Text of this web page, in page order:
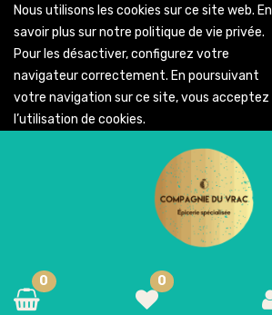
Nous utilisons les cookies sur ce site web. En
savoir plus sur notre politique de vie privée.
Pour les désactiver, configurez votre
navigateur correctement. En poursuivant
votre navigation sur ce site, vous acceptez
l’utilisation de cookies.
0
0